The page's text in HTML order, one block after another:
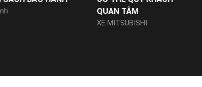
QUAN TÂM
XE MITSUBISHI